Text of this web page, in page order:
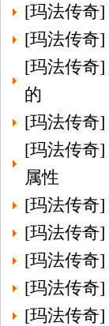
[玛法传奇]
[玛法传奇]
[玛法传奇]
的
[玛法传奇]
[玛法传奇]
属性
[玛法传奇]
[玛法传奇]
[玛法传奇]
[玛法传奇]
[玛法传奇]